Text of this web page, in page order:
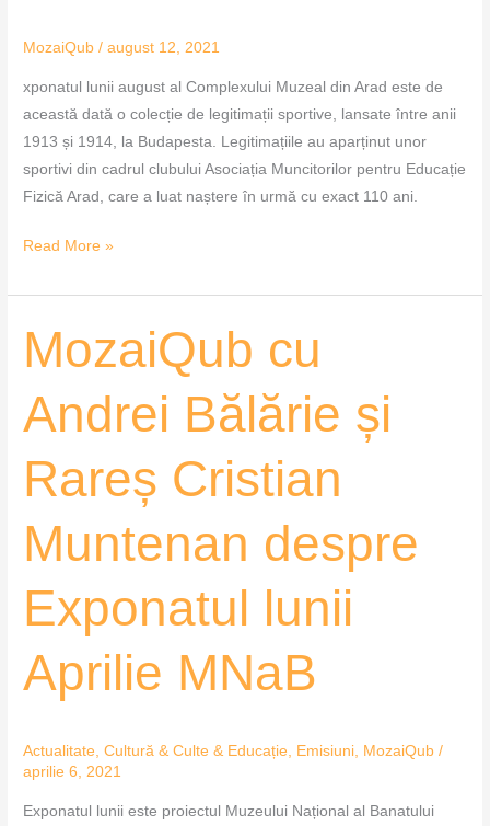
MozaiQub /august 12, 2021
xponatul lunii august al Complexului Muzeal din Arad este de
această dată o colecție de legitimații sportive, lansate între anii
1913 și 1914, la Budapesta. Legitimațiile au aparținut unor
sportivi din cadrul clubului Asociația Muncitorilor pentru Educație
Fizică Arad, care a luat naștere în urmă cu exact 110 ani.
Read More »
MozaiQub cu
Andrei Bălărie și
Rareș Cristian
Muntenan despre
Exponatul lunii
Aprilie MNaB
Actualitate,Cultură & Culte & Educație, Emisiuni, MozaiQub /
aprilie 6, 2021
Exponatul lunii este proiectul Muzeului Național al Banatului
MozaiQub
cu
Bălărie
Rareș
Cristian
Muntenan
despre
lunii
MNaB